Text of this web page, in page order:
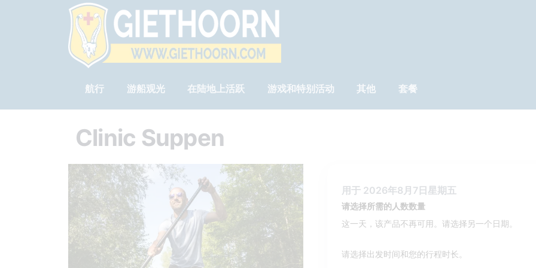
航行 游船观光 在陆地上活跃 游戏和特别活动 其他 套餐
Clinic Suppen
用于 2026年8月7日星期五
请选择所需的人数数量
这一天，该产品不再可用。请选择另一个日期。
请选择出发时间和您的行程时长。